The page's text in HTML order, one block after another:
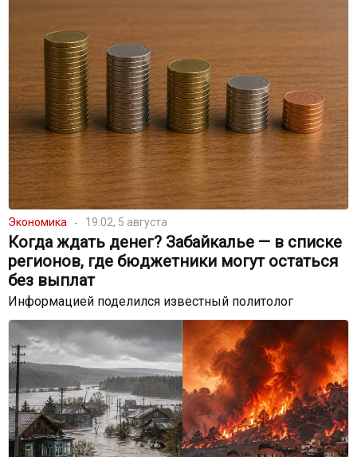
Экономика 19:02, 5 августа
Когда ждать денег? Забайкалье — в списке
регионов, где бюджетники могут остаться
без выплат
Информацией поделился известный политолог